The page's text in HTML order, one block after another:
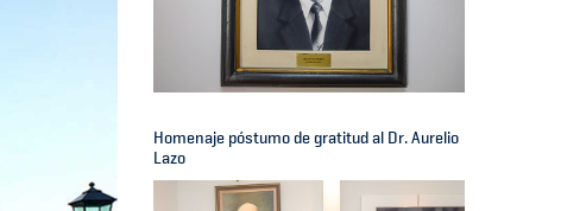
Homenaje póstumo de gratitud al Dr. Aurelio
Lazo